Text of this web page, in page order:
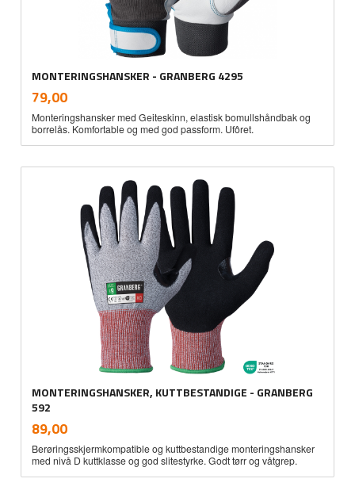
MONTERINGSHANSKER - GRANBERG 4295
Pris
79,00mva.
Monteringshansker med Geiteskinn, elastisk bomullshåndbak og
borrelås. Komfortable og med god passform. Ufôret.
MONTERINGSHANSKER, KUTTBESTANDIGE - GRANBERG
592
Pris
89,00mva.
Berøringsskjermkompatible og kuttbestandige monteringshansker
med nivå D kuttklasse og god slitestyrke. Godt tørr og våtgrep.